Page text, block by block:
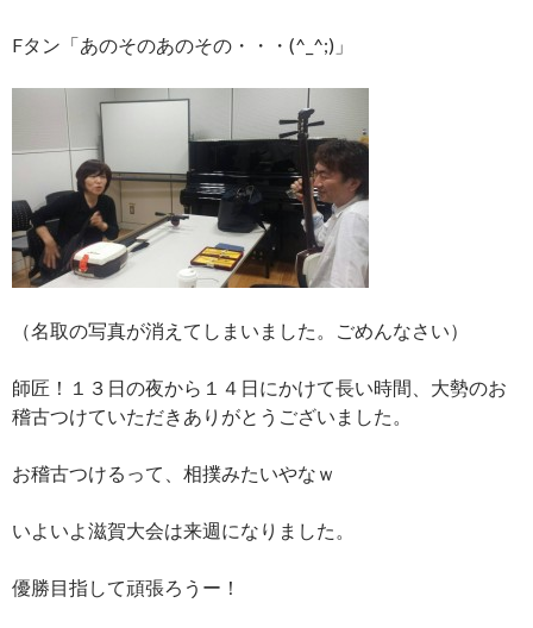
Fタン「あのそのあのその・・・(^_^;)」
（名取の写真が消えてしまいました。ごめんなさい）
師匠！１３日の夜から１４日にかけて長い時間、大勢のお
稽古つけていただきありがとうございました。
お稽古つけるって、相撲みたいやなｗ
いよいよ滋賀大会は来週になりました。
優勝目指して頑張ろうー！